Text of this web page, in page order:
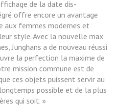
de la date dis-
offre encore un avantage
aux femmes modernes et
style. Avec la nouvelle max
Junghans a de nouveau réussi
la perfection la maxime de
mission commune est de
ces objets puissent servir au
possible et de la plus
qui soit. »